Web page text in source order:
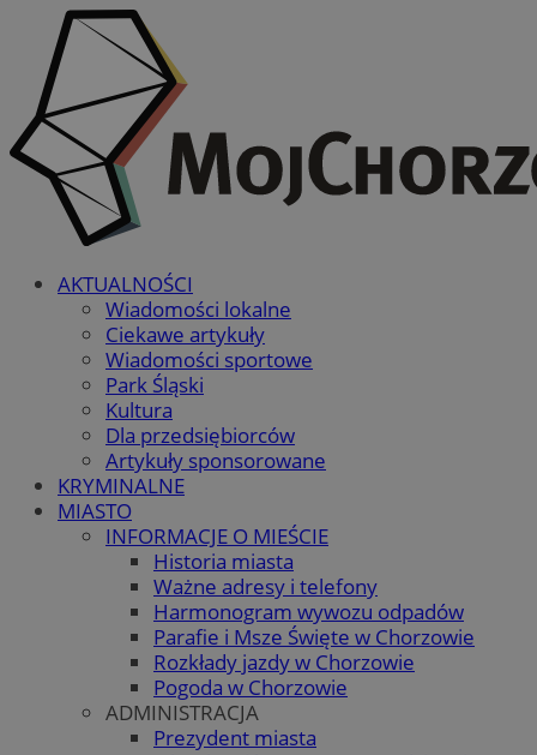
AKTUALNOŚCI
Wiadomości lokalne
Ciekawe artykuły
Wiadomości sportowe
Park Śląski
Kultura
Dla przedsiębiorców
Artykuły sponsorowane
KRYMINALNE
MIASTO
INFORMACJE O MIEŚCIE
Historia miasta
Ważne adresy i telefony
Harmonogram wywozu odpadów
Parafie i Msze Święte w Chorzowie
Rozkłady jazdy w Chorzowie
Pogoda w Chorzowie
ADMINISTRACJA
Prezydent miasta